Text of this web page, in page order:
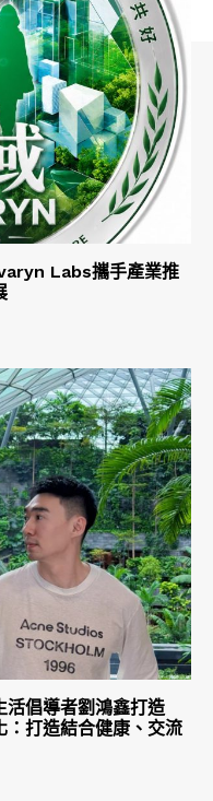
Labs攜手產業推
倡導者劉鴻鑫打造
：打造結合健康、交流